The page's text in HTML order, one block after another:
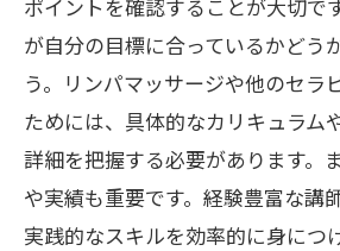
ポイントを確認することが大切で
が自分の目標に合っているかどう
う。リンパマッサージや他のセラ
ためには、具体的なカリキュラム
詳細を把握する必要があります。
や実績も重要です。経験豊富な講
実践的なスキルを効率的に身につ